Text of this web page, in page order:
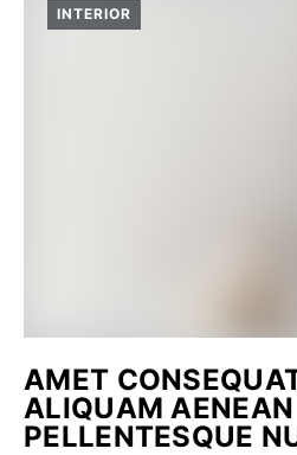
INTERIOR
AMET
ALIQUAM
PELLENTESQUE